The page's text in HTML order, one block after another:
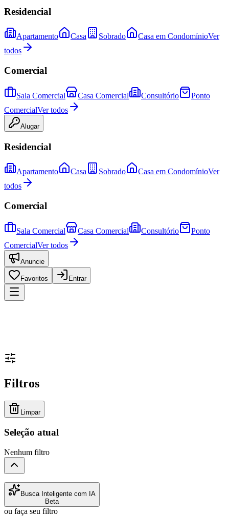
Residencial
Apartamento Casa Sobrado Casa em CondomínioVer
todos
Comercial
Sala Comercial Casa Comercial Consultório
Ponto
ComercialVer todos
Alugar
Residencial
Apartamento Casa Sobrado Casa em CondomínioVer
todos
Comercial
Sala Comercial Casa Comercial Consultório
Ponto
ComercialVer todos
Anuncie
Favoritos Entrar
Filtros
Limpar
Seleção atual
Nenhum filtro
Busca Inteligente com IA
Beta
ou faça seu filtro